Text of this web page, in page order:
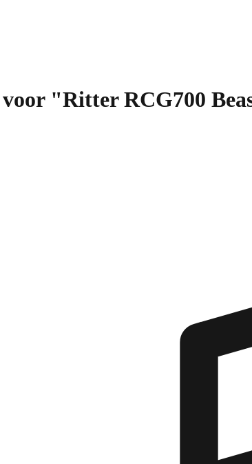
"Ritter RCG700